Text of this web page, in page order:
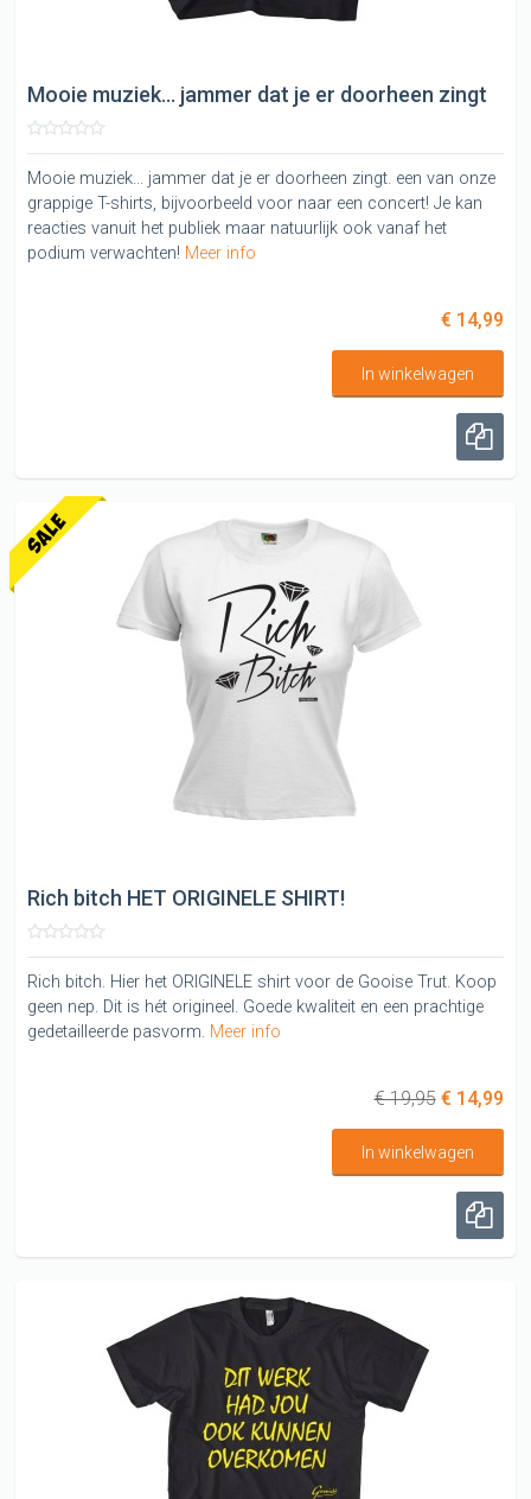
Mooie muziek... jammer dat je er doorheen zingt
Mooie muziek... jammer dat je er doorheen zingt. een van onze
grappige T-shirts, bijvoorbeeld voor naar een concert! Je kan
reacties vanuit het publiek maar natuurlijk ook vanaf het
podium verwachten! Meer info
€ 14,99
In winkelwagen
Rich bitch HET ORIGINELE SHIRT!
Rich bitch. Hier het ORIGINELE shirt voor de Gooise Trut. Koop
geen nep. Dit is hét origineel. Goede kwaliteit en een prachtige
gedetailleerde pasvorm. Meer info
€ 19,95 € 14,99
In winkelwagen